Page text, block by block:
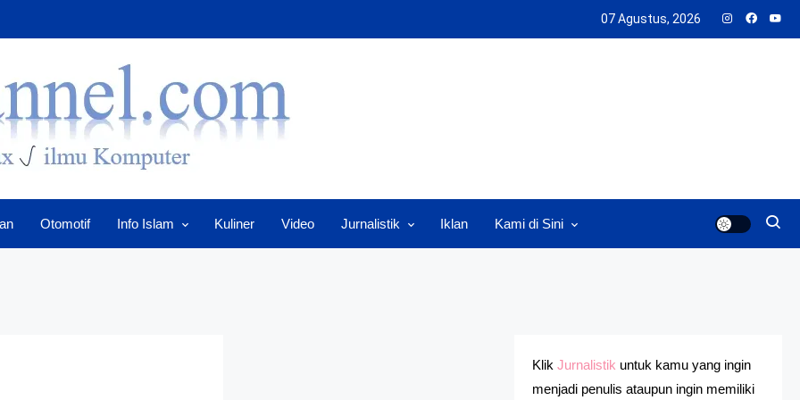
07 Agustus, 2026
Otomotif Info Islam Kuliner Video Jurnalistik Iklan Kami di Sini
KlikJurnalistik untuk kamu yang ingin
menjadi penulis ataupun ingin memiliki